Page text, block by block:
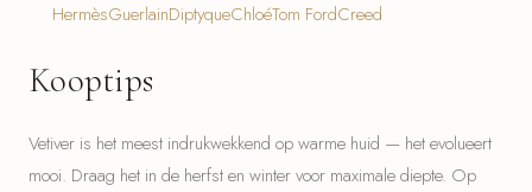
HermèsGuerlainDiptyqueChloéTom FordCreed
Kooptips
Vetiver is het meest indrukwekkend op warme huid — het evolueert
mooi. Draag het in de herfst en winter voor maximale diepte. Op